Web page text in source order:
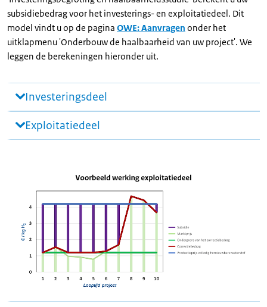
subsidiebedrag voor het investerings- en exploitatiedeel. Dit
model vindt u op de pagina OWE: Aanvragen onder het
uitklapmenu 'Onderbouw de haalbaarheid van uw project'. We
leggen de berekeningen hieronder uit.
Investeringsdeel
Exploitatiedeel